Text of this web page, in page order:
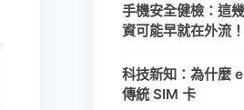
手機安全健檢：這
資可能早就在外流！
科技新知：為什麼
傳統 SIM 卡